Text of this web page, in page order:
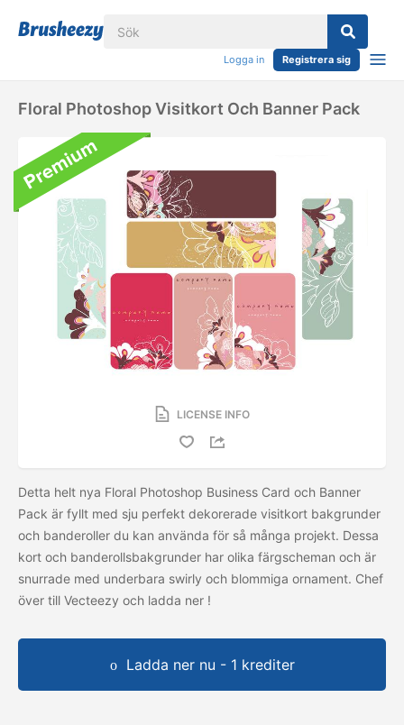
Logga in Registrera sig
Floral Photoshop Visitkort Och Banner Pack
LICENSE INFO
Detta helt nya Floral Photoshop Business Card och Banner
Pack är fyllt med sju perfekt dekorerade visitkort bakgrunder
och banderoller du kan använda för så många projekt. Dessa
kort och banderollsbakgrunder har olika färgscheman och är
snurrade med underbara swirly och blommiga ornament. Chef
över till Vecteezy och ladda ner !
Ladda ner nu - 1 krediter